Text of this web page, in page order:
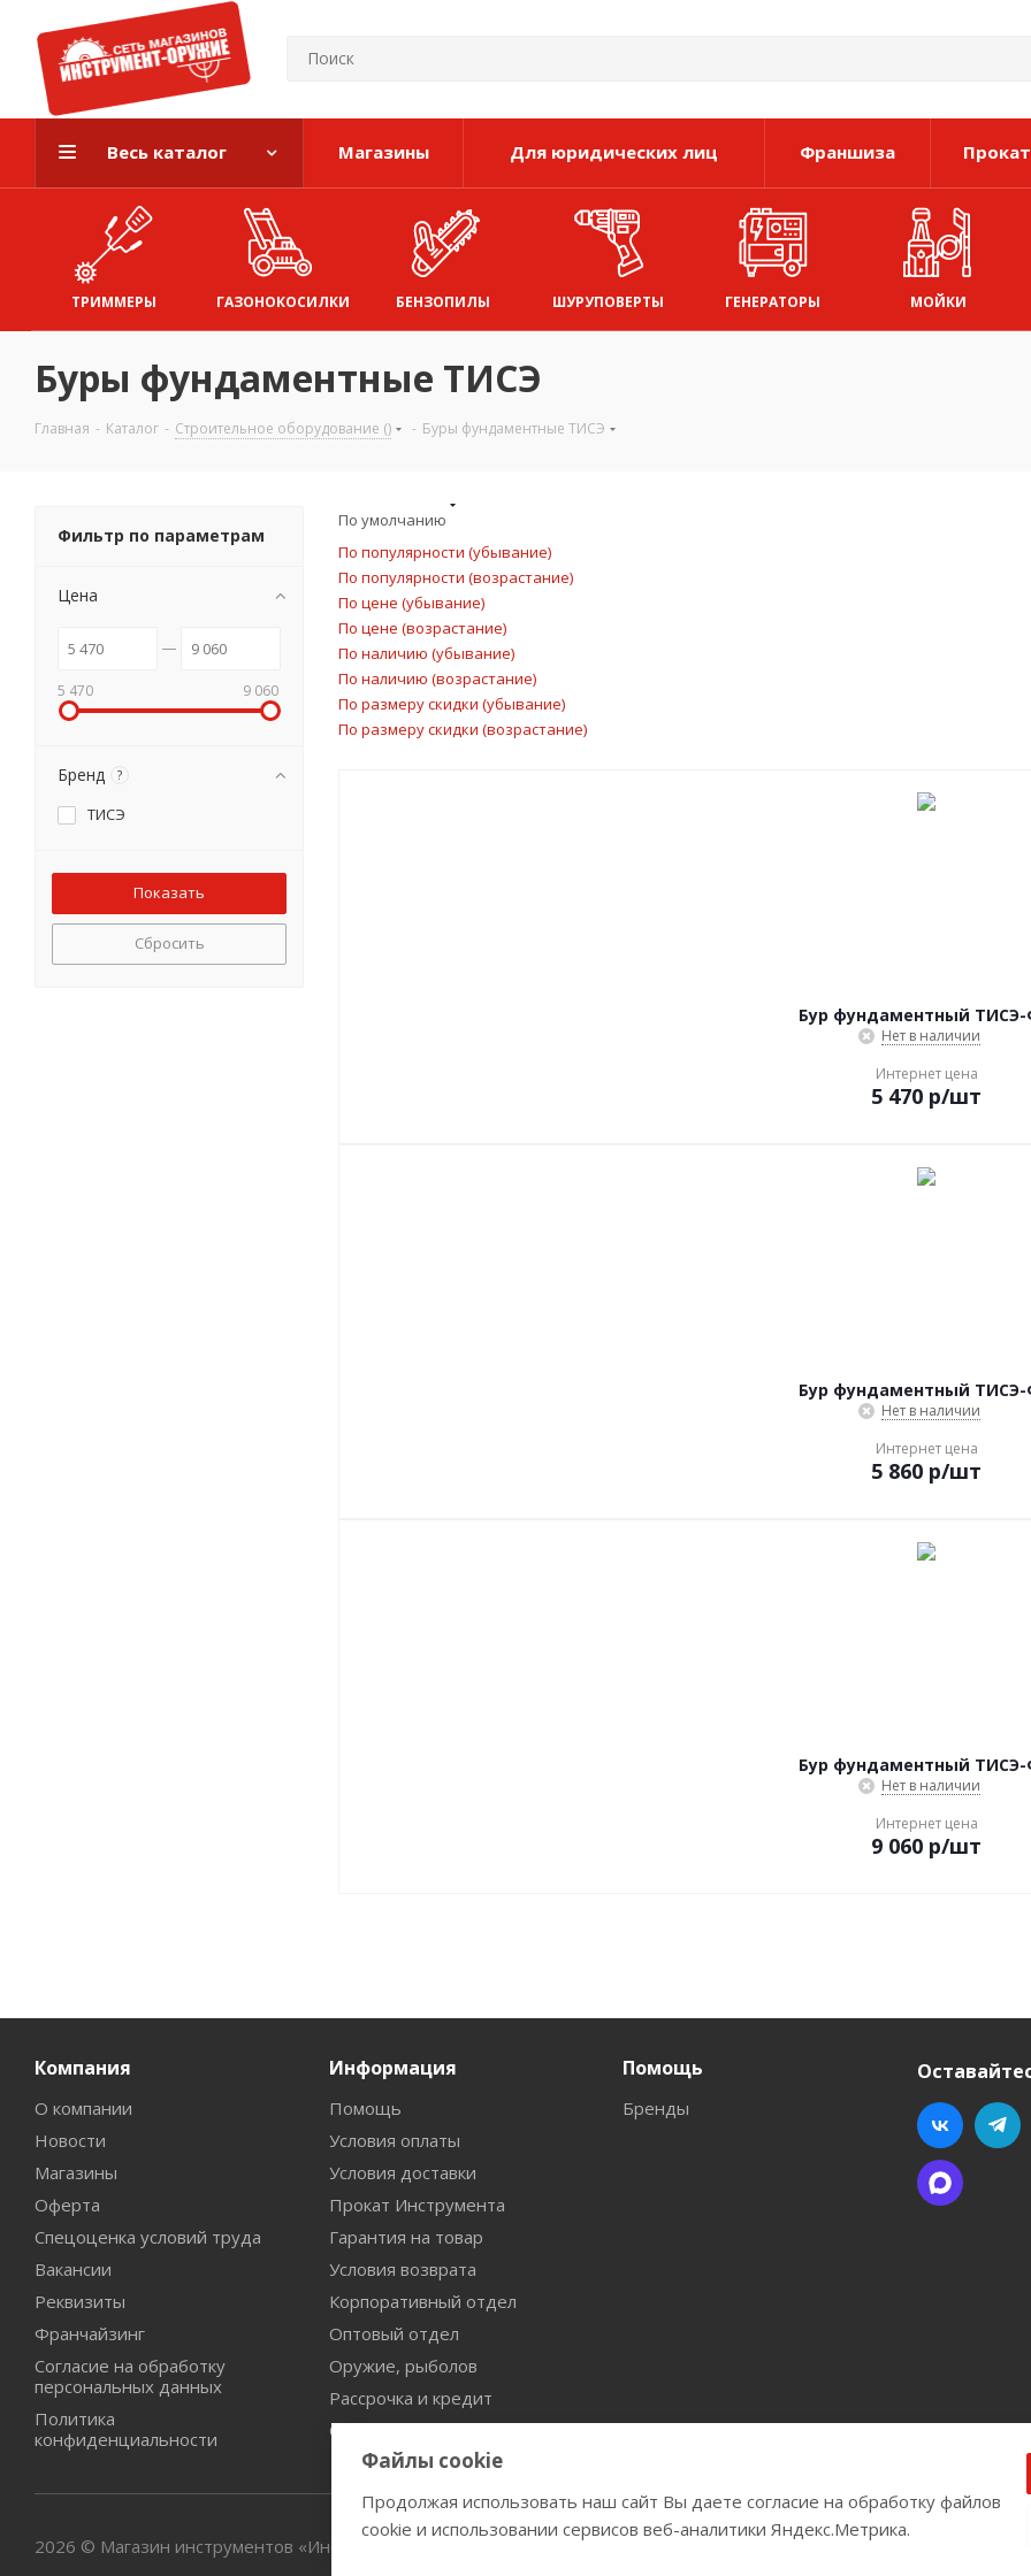
Весь каталог Магазины Для юридических лиц Франшиза Прокат
ТРИММЕРЫ ГАЗОНОКОСИЛКИ БЕНЗОПИЛЫ ШУРУПОВЕРТЫ ГЕНЕРАТОРЫ МОЙКИ
Буры фундаментные ТИСЭ
Главная - Каталог - Строительное оборудование () - Буры фундаментные ТИСЭ
По умолчанию
По популярности (убывание)
По популярности (возрастание)
По цене (убывание)
По цене (возрастание)
По наличию (убывание)
По наличию (возрастание)
По размеру скидки (убывание)
По размеру скидки (возрастание)
Бур фундаментный
Нет в наличии
Интернет цена
5 470 р/шт
Бур фундаментный
Нет в наличии
Интернет цена
5 860 р/шт
Бур фундаментный
Нет в наличии
Интернет цена
9 060 р/шт
Фильтр по параметрам
Цена
5 470 9 060
Бренд ?
ТИСЭ
Сбросить
Компания
О компании
Новости
Магазины
Оферта
Спецоценка условий труда
Вакансии
Реквизиты
Франчайзинг
Согласие на обработку
персональных данных
Политика
конфиденциальности
Информация
Помощь
Условия оплаты
Условия доставки
Прокат Инструмента
Гарантия на товар
Условия возврата
Корпоративный отдел
Оптовый отдел
Оружие, рыболов
Рассрочка и кредит
Сертификаты дилерства
Помощь
Бренды
2026 © Магазин инструментов «Инструмент-оружие» Версия для печати
Файлы cookie
Продолжая использовать наш сайт Вы даете согласие на обработку файлов
cookie и использовании сервисов веб-аналитики Яндекс.Метрика.